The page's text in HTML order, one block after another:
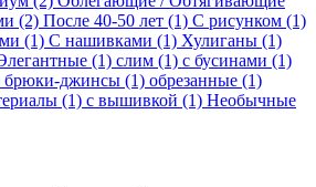
(2) После 40-50 лет (1) С рисунком (1)
(1) С нашивками (1) Хулиганы (1)
(1) слим (1) с бусинами (1)
брюки-джинсы (1) обрезанные (1)
(1) с вышивкой (1) Необычные